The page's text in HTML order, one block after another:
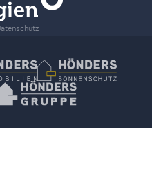
Immobilien
Hönders
Tür- und Torsysteme
Hoenders Gruppe